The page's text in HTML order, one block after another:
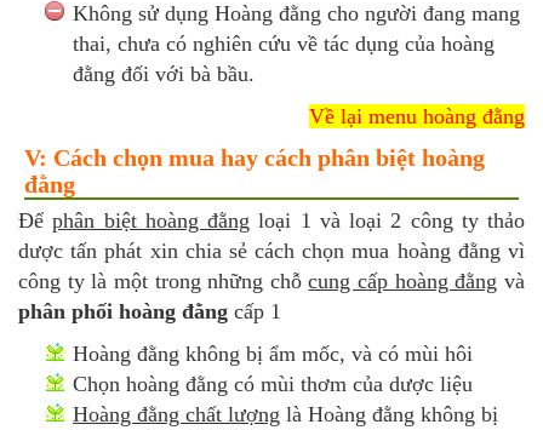
Không sử dụng Hoàng đằng cho người đang mang
thai, chưa có nghiên cứu về tác dụng của hoàng
đằng đối với bà bầu.
Về lại menu hoàng đằng
V: Cách chọn mua hay cách phân biệt hoàng
đằng
Đểphân biệt hoàng đằng loại 1 và loại 2 công ty thảo
dược tấn phát xin chia sẻ cách chọn mua hoàng đằng vì
công ty là một trong những chỗcung cấp hoàng đằng và
phân phối hoàng đằng cấp 1
Hoàng đằng không bị ẩm mốc, và có mùi hôi
Chọn hoàng đằng có mùi thơm của dược liệu
Hoàng đằng chất lượng là Hoàng đằng không bị